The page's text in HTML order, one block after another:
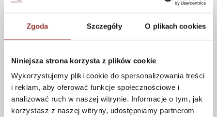
Zgoda Szczegóły O plikach cookies
Niniejsza strona korzysta z plików cookie
Wykorzystujemy pliki cookie do spersonalizowania treści
i reklam, aby oferować funkcje społecznościowe i
analizować ruch w naszej witrynie. Informacje o tym, jak
korzystasz z naszej witryny, udostępniamy partnerom
Formy płatności
Koszt dostawy
Informacje techniczne